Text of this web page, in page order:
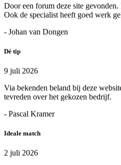
Door een forum deze site
Ook de specialist heeft goed werk
- Johan van Dongen
Dé tip
9 juli 2026
Via bekenden beland bij deze
tevreden over het gekozen bedrijf.
- Pascal Kramer
Ideale match
2 juli 2026